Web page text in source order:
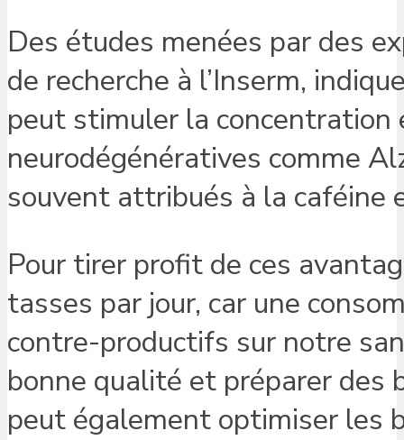
Des études menées par des
de recherche à l’Inserm,
peut stimuler la concentration
neurodégénératives comme
souvent attribués à la caféine
Pour tirer profit de ces
tasses par jour, car une
contre-productifs sur notre
bonne qualité et préparer des
peut également optimiser les